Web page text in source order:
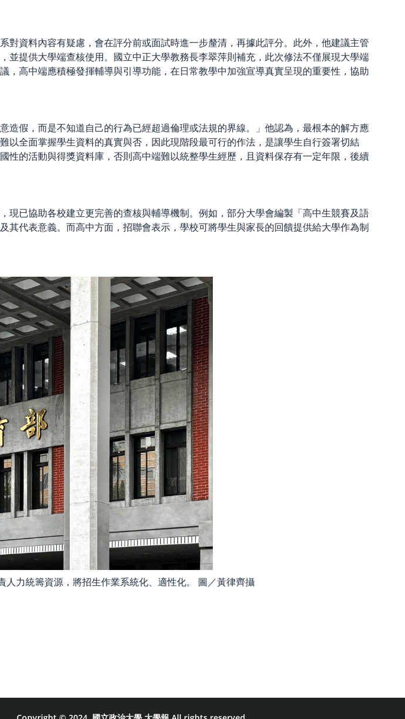
資料內容有疑慮，會在評分前或面試時進一步釐清，再據此評分。此外，他建議主管
提供大學端查核使用。國立中正大學教務長李翠萍則補充，此次修法不僅展現大學端
高中端應積極發揮輔導與引導功能，在日常教學中加強宣導真實呈現的重要性，協助
假，而是不知道自己的行為已經超過倫理或法規的界線。」他認為，最根本的解方應
全面掌握學生資料的真實與否，因此現階段最可行的作法，是讓學生自行簽署切結
的活動與得獎資料庫，否則高中端難以統整學生經歷，且資料保存有一定年限，後續
已協助各校建立更完善的查核與輔導機制。例如，部分大學會編製「高中生競賽及語
代表意義。而高中方面，招聯會表示，學校可將學生與家長的回饋提供給大學作為制
力統籌資源，將招生作業系統化、適性化。 圖／黃律齊攝